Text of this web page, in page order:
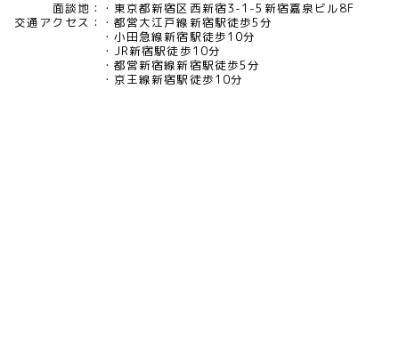
4.個人情報の開示等について
当社は、お客様本人から保有個人データについて利
用目的の通知、開示、内容の訂正・追加・削除、利
面談地：
東京都新宿区西新宿3-1-5新宿嘉泉ビル8F
交通アクセス：
都営大江戸線新宿駅徒歩5分
小田急線新宿駅徒歩10分
JR新宿駅徒歩10分
都営新宿線新宿駅徒歩5分
京王線新宿駅徒歩10分